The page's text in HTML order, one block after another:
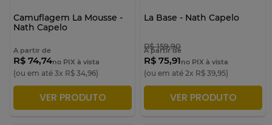
Camuflagem La Mousse -
Nath Capelo
A partir de
R$ 74,74no PIX à vista
(ou em até 3x R$ 34,96)
ADICIONAR À SACOLA
VER PRODUTO
La Base - Nath Capelo
R$ 159,90
A partir de
R$ 75,91no PIX à vista
(ou em até 2x R$ 39,95)
ADICIONAR À SACOLA
VER PRODUTO